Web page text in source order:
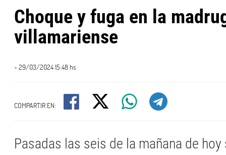
Choque y fuga en la
villamariense
- 29/03/2024 15:48 hs
COMPARTIR EN:
Pasadas las seis de la mañana de